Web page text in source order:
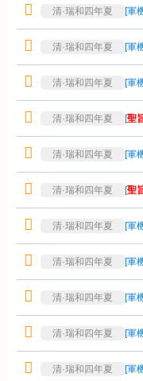
清·瑞和四年夏 [軍
清·瑞和四年夏 [軍
清·瑞和四年夏 [軍
清·瑞和四年夏 [聖
清·瑞和四年夏 [軍
清·瑞和四年夏 [聖
清·瑞和四年夏 [軍
清·瑞和四年夏 [軍
清·瑞和四年夏 [軍
清·瑞和四年夏 [軍
清·瑞和四年夏 [軍